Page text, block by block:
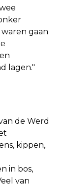
gaan
lagen."
de Werd
kippen,
in bos,
van